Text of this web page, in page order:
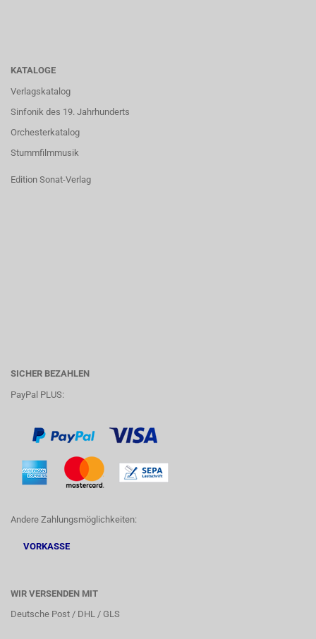
KATALOGE
Verlagskatalog
Sinfonik des 19. Jahrhunderts
Orchesterkatalog
Stummfilmmusik
Edition Sonat-Verlag
SICHER BEZAHLEN
PayPal PLUS:
Andere Zahlungsmöglichkeiten:
VORKASSE
WIR VERSENDEN MIT
Deutsche Post / DHL / GLS